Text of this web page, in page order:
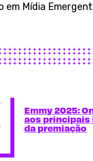
em Mídia
Emmy 2025:
aos principais
da premiação